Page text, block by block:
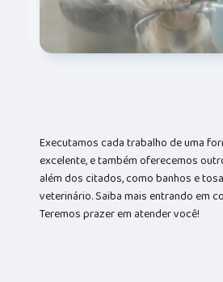
Executamos cada trabalho de uma
excelente, e também oferecemos
além dos citados, como banhos e
veterinário. Saiba mais entrando em
Teremos prazer em atender você!